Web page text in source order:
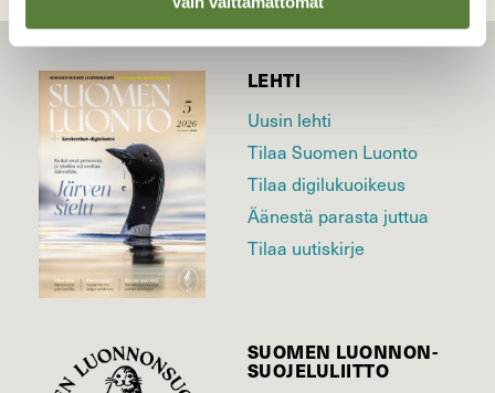
LEHTI
Uusin lehti
Tilaa Suomen Luonto
Tilaa digilukuoikeus
Äänestä parasta juttua
Tilaa uutiskirje
SUOMEN LUONNON­
SUOJELU­LIITTO